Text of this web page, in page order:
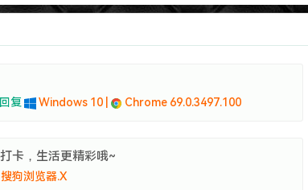
回复 Windows 10 | Chrome 69.0.3497.100
卡，生活更精彩哦~
搜狗浏览器.X